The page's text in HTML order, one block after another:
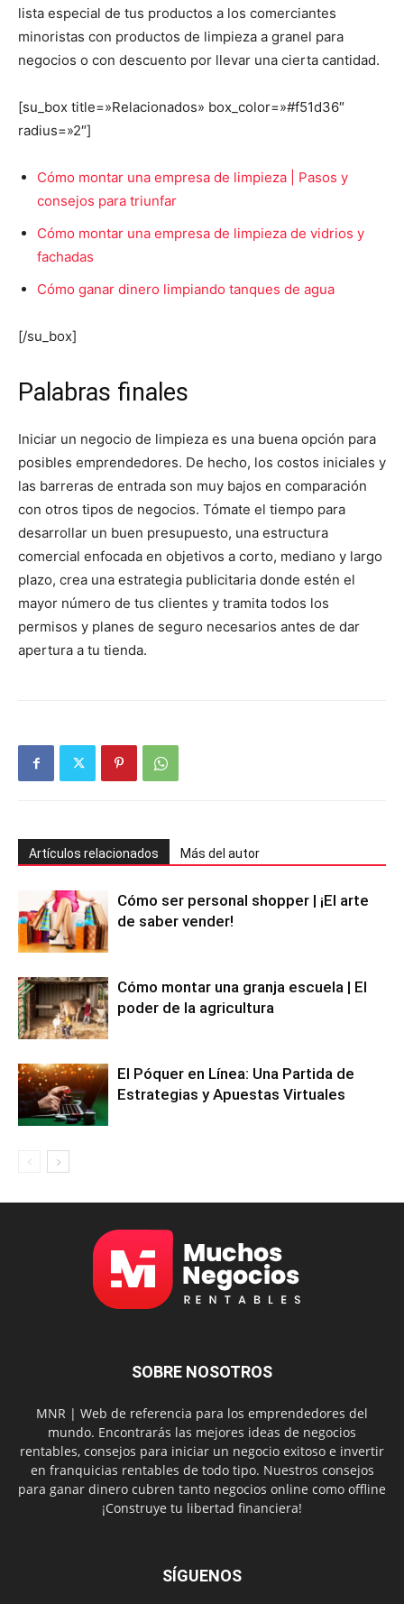
lista especial de tus productos a los comerciantes
minoristas con productos de limpieza a granel para
negocios o con descuento por llevar una cierta cantidad.
[su_box title=»Relacionados» box_color=»#f51d36″
radius=»2″]
Cómo montar una empresa de limpieza | Pasos y
consejos para triunfar
Cómo montar una empresa de limpieza de vidrios y
fachadas
Cómo ganar dinero limpiando tanques de agua
[/su_box]
Palabras finales
Iniciar un negocio de limpieza es una buena opción para
posibles emprendedores. De hecho, los costos iniciales y
las barreras de entrada son muy bajos en comparación
con otros tipos de negocios. Tómate el tiempo para
desarrollar un buen presupuesto, una estructura
comercial enfocada en objetivos a corto, mediano y largo
plazo, crea una estrategia publicitaria donde estén el
mayor número de tus clientes y tramita todos los
permisos y planes de seguro necesarios antes de dar
apertura a tu tienda.
Artículos relacionados Más del autor
Cómo ser personal shopper | ¡El arte
de saber vender!
Cómo montar una granja escuela | El
poder de la agricultura
El Póquer en Línea: Una Partida de
Estrategias y Apuestas Virtuales
SOBRE NOSOTROS
MNR | Web de referencia para los emprendedores del
mundo. Encontrarás las mejores ideas de negocios
rentables, consejos para iniciar un negocio exitoso e invertir
en franquicias rentables de todo tipo. Nuestros consejos
para ganar dinero cubren tanto negocios online como offline
¡Construye tu libertad financiera!
SÍGUENOS